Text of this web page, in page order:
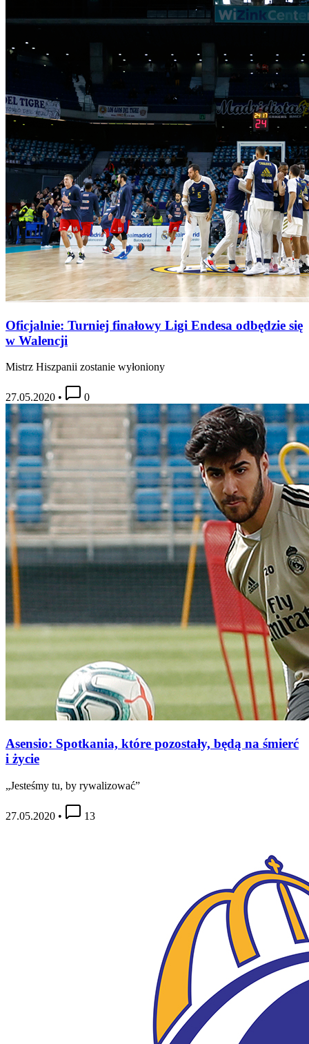
Oficjalnie: Turniej finałowy Ligi Endesa odbędzie się
w Walencji
Mistrz Hiszpanii zostanie wyłoniony
27.05.2020 • 0
Asensio: Spotkania, które pozostały, będą na śmierć
i życie
„Jesteśmy tu, by rywalizować”
27.05.2020 • 13